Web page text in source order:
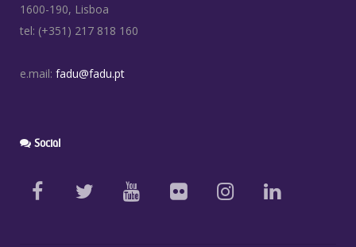
1600-190, Lisboa
tel: (+351) 217 818 160
e.mail: fadu@fadu.pt
Social